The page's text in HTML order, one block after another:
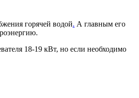
горячей водой. А главным его
18-19 кВт, но если необходимо